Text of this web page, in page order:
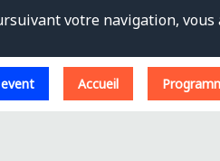
Accueil
votre navigation,